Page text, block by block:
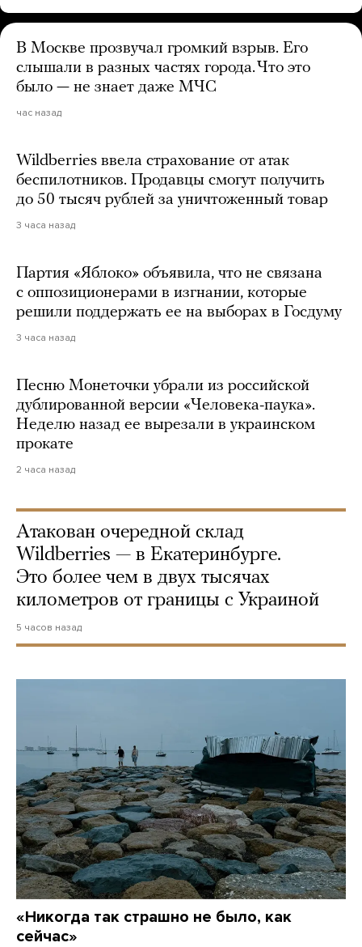
В Москве прозвучал громкий взрыв. Его
слышали в разных частях города. Что это
было — не знает даже МЧС
час назад
Wildberries ввела страхование от атак
беспилотников. Продавцы смогут получить
до 50 тысяч рублей за уничтоженный товар
3 часа назад
Партия «Яблоко» объявила, что не связана
с оппозиционерами в изгнании, которые
решили поддержать ее на выборах в Госдуму
3 часа назад
Песню Монеточки убрали из российской
дублированной версии «Человека-паука».
Неделю назад ее вырезали в украинском
прокате
2 часа назад
Атакован очередной склад
Wildberries — в Екатеринбурге.
Это более чем в двух тысячах
километров от границы с Украиной
5 часов назад
«Никогда так страшно не было, как
сейчас»